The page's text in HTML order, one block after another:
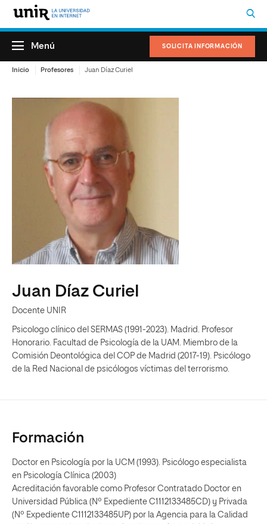
SOLICITA INFORMACIÓN
Menú
Inicio Profesores Juan Díaz Curiel
Juan Díaz Curiel
Docente UNIR
Psicologo clínico del SERMAS (1991-2023). Madrid. Profesor
Honorario. Facultad de Psicología de la UAM. Miembro de la
Comisión Deontológica del COP de Madrid (2017-19). Psicólogo
de la Red Nacional de psicólogos víctimas del terrorismo.
Formación
Doctor en Psicología por la UCM (1993). Psicólogo especialista
en Psicología Clínica (2003)
Acreditación favorable como Profesor Contratado Doctor en
Universidad Pública (Nº Expediente C1112133485CD) y Privada
(Nº Expediente C1112133485UP) por la Agencia para la Calidad